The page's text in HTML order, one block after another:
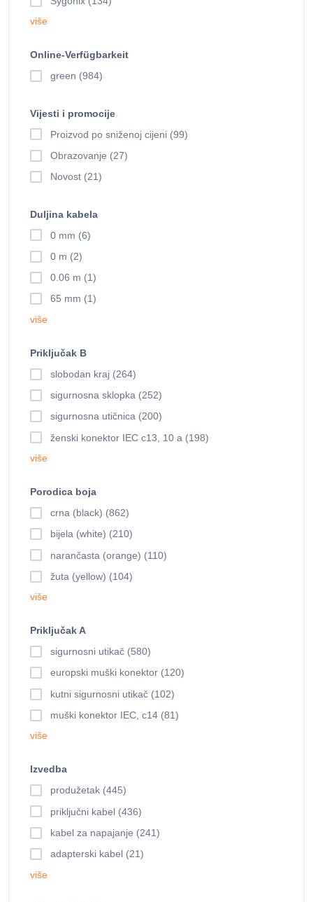
više
Online-Verfügbarkeit
green (984)
Vijesti i promocije
Proizvod po sniženoj cijeni (99)
Obrazovanje (27)
Novost (21)
Duljina kabela
0 mm (6)
0 m (2)
0.06 m (1)
65 mm (1)
više
Priključak B
slobodan kraj (264)
sigurnosna sklopka (252)
sigurnosna utičnica (200)
ženski konektor IEC c13, 10 a (198)
više
Porodica boja
crna (black) (862)
bijela (white) (210)
narančasta (orange) (110)
žuta (yellow) (104)
više
Priključak A
sigurnosni utikač (580)
europski muški konektor (120)
kutni sigurnosni utikač (102)
muški konektor IEC, c14 (81)
više
Izvedba
produžetak (445)
priključni kabel (436)
kabel za napajanje (241)
adapterski kabel (21)
više